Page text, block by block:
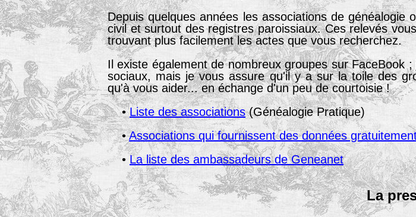
Depuis quelques années les associations de
civil et surtout des registres paroissiaux. Ces relevés
trouvant plus facilement les actes que vous recherchez.
Il existe également de nombreux groupes sur FaceBook
sociaux, mais je vous assure qu'il y a sur la toile des
qu'à vous aider... en échange d'un peu de courtoisie !
•Liste des associations(Généalogie Pratique)
•Associations qui fournissent des données
• La liste des ambassadeurs de Geneanet
La